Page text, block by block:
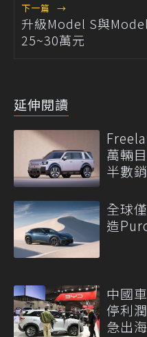
下一篇 →
升級Model S與
25~30萬元
延伸閱讀
萬輛
半數
全球
造
中國
停利
急出海